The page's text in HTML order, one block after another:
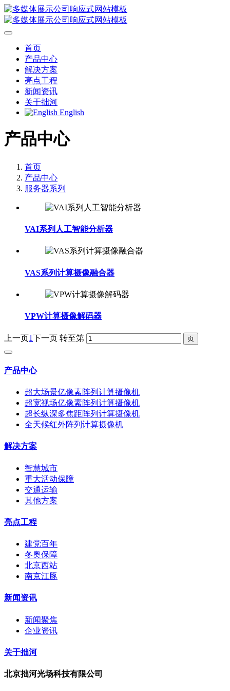
首页
产品中心
解决方案
亮点工程
新闻资讯
关于拙河
English
产品中心
首页
产品中心
服务器系列
VAI系列人工智能分析器
VAS系列计算摄像融合器
VPW计算摄像解码器
上一页 1 下一页 转至第
产品中心
超大场景亿像素阵列计算摄像机
超宽视场亿像素阵列计算摄像机
超长纵深多焦距阵列计算摄像机
全天候红外阵列计算摄像机
解决方案
智慧城市
重大活动保障
交通运输
其他方案
亮点工程
建党百年
冬奥保障
北京西站
南京江豚
新闻资讯
新闻聚焦
企业资讯
关于拙河
北京拙河光场科技有限公司